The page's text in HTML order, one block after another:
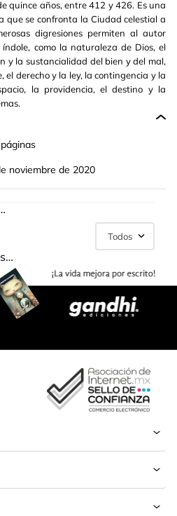
quince años, entre 412 y 426. Es una
que se confronta la Ciudad celestial a
digresiones permiten al autor
como la naturaleza de Dios, el
y la sustancialidad del bien y del mal,
el derecho y la ley, la contingencia y la
la providencia, el destino y la
páginas
noviembre de 2020
Todos